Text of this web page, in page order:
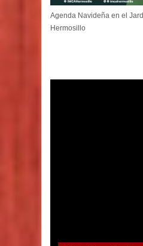
Agenda Navideña en el
Hermosillo